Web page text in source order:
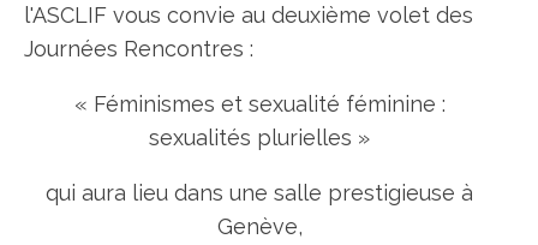
l'ASCLIF vous convie au deuxième volet des
Journées Rencontres :
« Féminismes et sexualité féminine :
sexualités plurielles »
qui aura lieu dans une salle prestigieuse à
Genève,